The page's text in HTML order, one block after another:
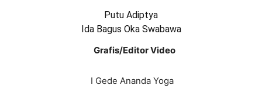
Putu Adiptya
Ida Bagus Oka Swabawa
Grafis/EditorVideo
I Gede Ananda Yoga